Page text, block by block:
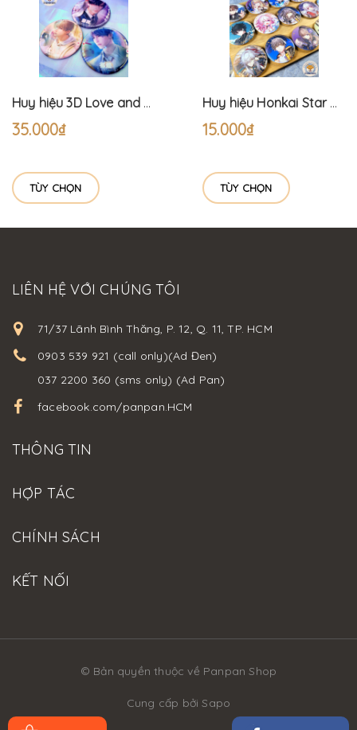
Huy hiệu 3D Love and Deepspace (7.5cm)
35.000₫
TÙY CHỌN
Huy hiệu Honkai Star Rail (6cm)
15.000₫
TÙY CHỌN
LIÊN HỆ VỚI CHÚNG TÔI
71/37 Lãnh Bình Thăng, P. 12, Q. 11, TP. HCM
0903 539 921 (call only)(Ad Đen)
037 2200 360 (sms only) (Ad Pan)
facebook.com/panpan.HCM
THÔNG TIN
HỢP TÁC
CHÍNH SÁCH
KẾT NỐI
© Bản quyền thuộc về Panpan Shop
Cung cấp bởiSapo